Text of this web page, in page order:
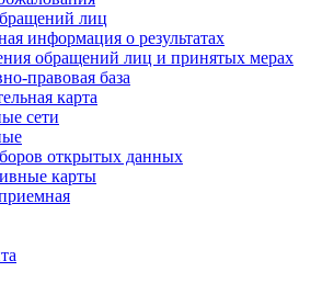
лиц
информация о результатах
обращений лиц и принятых мерах
правовая база
карта
сети
открытых данных
карты